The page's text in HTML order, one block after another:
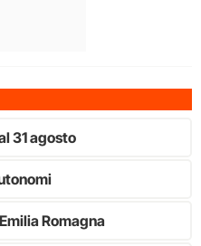
31 agosto
Romagna